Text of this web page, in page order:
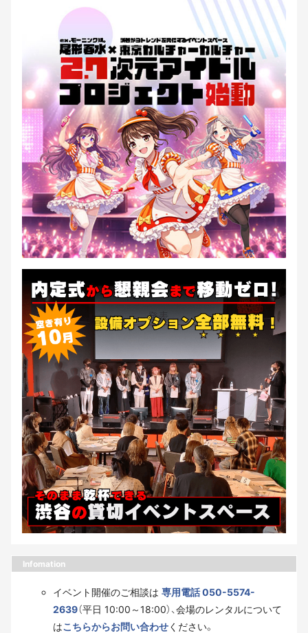
Infomation
イベント開催のご相談は 専用電話 050-5574-
2639（平日 10:00～18:00）、会場のレンタルについて
はこちらからお問い合わせください。